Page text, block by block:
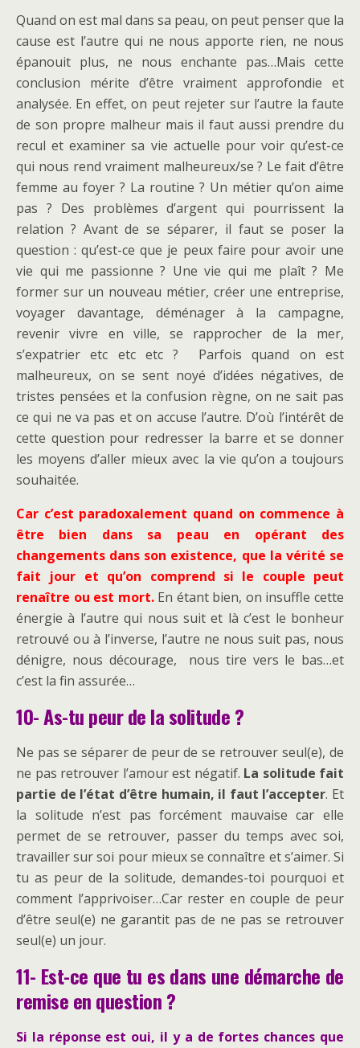
Quand on est mal dans sa peau, on peut penser que la
cause est l’autre qui ne nous apporte rien, ne nous
épanouit plus, ne nous enchante pas…Mais cette
conclusion mérite d’être vraiment approfondie et
analysée. En effet, on peut rejeter sur l’autre la faute
de son propre malheur mais il faut aussi prendre du
recul et examiner sa vie actuelle pour voir qu’est-ce
qui nous rend vraiment malheureux/se ? Le fait d’être
femme au foyer ? La routine ? Un métier qu’on aime
pas ? Des problèmes d’argent qui pourrissent la
relation ? Avant de se séparer, il faut se poser la
question : qu’est-ce que je peux faire pour avoir une
vie qui me passionne ? Une vie qui me plaît ? Me
former sur un nouveau métier, créer une entreprise,
voyager davantage, déménager à la campagne,
revenir vivre en ville, se rapprocher de la mer,
s’expatrier etc etc etc ? Parfois quand on est
malheureux, on se sent noyé d’idées négatives, de
tristes pensées et la confusion règne, on ne sait pas
ce qui ne va pas et on accuse l’autre. D’où l’intérêt de
cette question pour redresser la barre et se donner
les moyens d’aller mieux avec la vie qu’on a toujours
souhaitée.
Car c’est paradoxalement quand on commence à
être bien dans sa peau en opérant des
changements dans son existence, que la vérité se
fait jour et qu’on comprend si le couple peut
renaître ou est mort. En étant bien, on insuffle cette
énergie à l’autre qui nous suit et là c’est le bonheur
retrouvé ou à l’inverse, l’autre ne nous suit pas, nous
dénigre, nous décourage, nous tire vers le bas…et
c’est la fin assurée…
10- As-tu peur de la solitude ?
Ne pas se séparer de peur de se retrouver seul(e), de
ne pas retrouver l’amour est négatif. La solitude fait
partie de l’état d’être humain, il faut l’accepter. Et
la solitude n’est pas forcément mauvaise car elle
permet de se retrouver, passer du temps avec soi,
travailler sur soi pour mieux se connaître et s’aimer. Si
tu as peur de la solitude, demandes-toi pourquoi et
comment l’apprivoiser…Car rester en couple de peur
d’être seul(e) ne garantit pas de ne pas se retrouver
seul(e) un jour.
11- Est-ce que tu es dans une démarche de
remise en question ?
Si la réponse est oui, il y a de fortes chances que